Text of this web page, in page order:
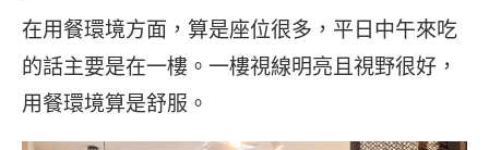
在用餐環境方面，算是座位很多，平日中午來吃
的話主要是在一樓。一樓視線明亮且視野很好，
用餐環境算是舒服。